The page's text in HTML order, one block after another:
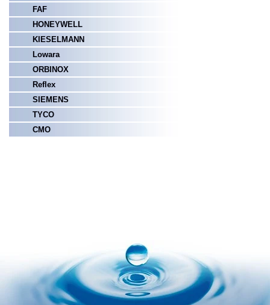
FAF
HONEYWELL
KIESELMANN
Lowara
ORBINOX
Reflex
SIEMENS
TYCO
СМО